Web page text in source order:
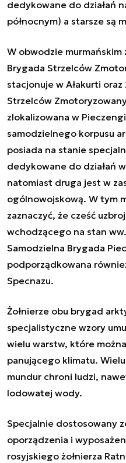
dedykowane do działań
północnym) a starsze są
W obwodzie murmańskim
Brygada Strzelców
stacjonuje w Ałakurti
Strzelców
zlokalizowana w
samodzielnego korpusu
posiada na stanie
dedykowane do działań
natomiast druga jest w
ogólnowojskową. W tym
zaznaczyć, że cześć
wchodzącego na stan
Samodzielna Brygada
podporządkowana
Specnazu.
Żołnierze obu brygad
specjalistyczne wzory
wielu warstw, które
panującego klimatu.
mundur chroni ludzi,
lodowatej wody.
Specjalnie dostosowany
oporządzenia i
rosyjskiego żołnierza